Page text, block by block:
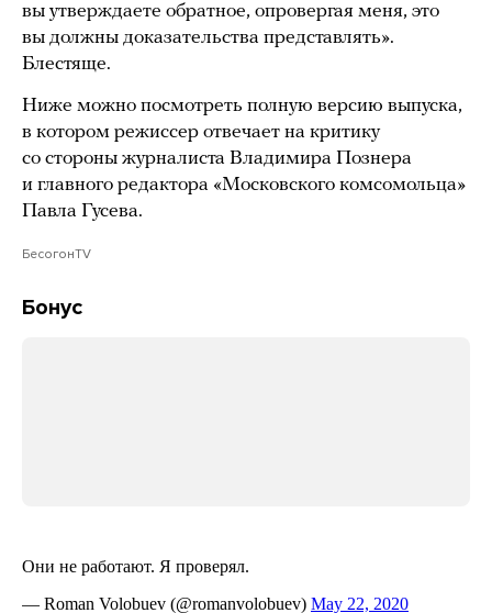
вы утверждаете обратное, опровергая меня, это
вы должны доказательства представлять».
Блестяще.
Ниже можно посмотреть полную версию выпуска,
в котором режиссер отвечает на критику
со стороны журналиста Владимира Познера
и главного редактора «Московского комсомольца»
Павла Гусева.
БесогонTV
Бонус